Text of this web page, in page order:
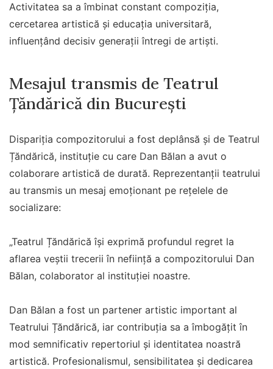
Activitatea sa a îmbinat constant compoziția,
cercetarea artistică și educația universitară,
influențând decisiv generații întregi de artiști.
Mesajul transmis de Teatrul
Țăndărică din București
Dispariția compozitorului a fost deplânsă și de Teatrul
Țăndărică, instituție cu care Dan Bălan a avut o
colaborare artistică de durată. Reprezentanții teatrului
au transmis un mesaj emoționant pe rețelele de
socializare:
„Teatrul Țăndărică își exprimă profundul regret la
aflarea veștii trecerii în neființă a compozitorului Dan
Bălan, colaborator al instituției noastre.
Dan Bălan a fost un partener artistic important al
Teatrului Țăndărică, iar contribuția sa a îmbogățit în
mod semnificativ repertoriul și identitatea noastră
artistică. Profesionalismul, sensibilitatea și dedicarea